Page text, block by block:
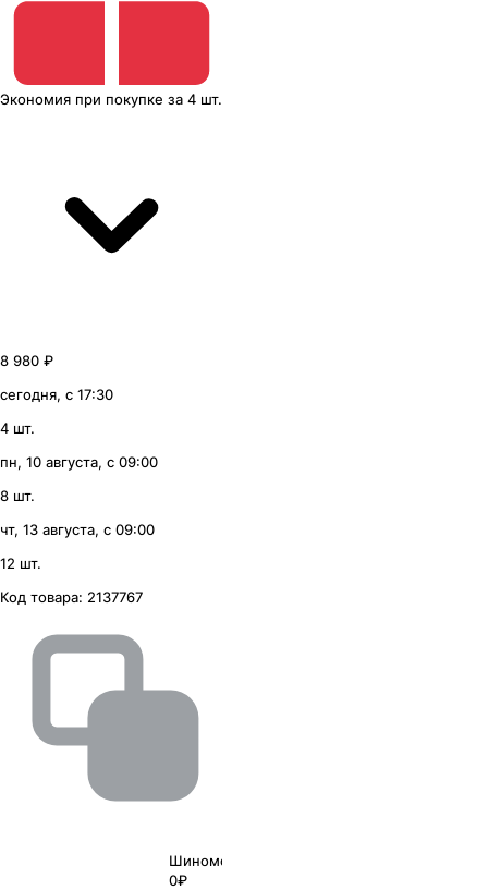
Экономия при покупке за 4 шт.
8 980 ₽
сегодня, с 17:30
4 шт.
пн, 10 августа, с 09:00
8 шт.
чт, 13 августа, с 09:00
12 шт.
Код товара: 2137767
Шиномонтаж
0₽